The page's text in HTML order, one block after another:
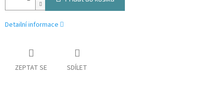
Detailní informace
ZEPTAT SE SDÍLET